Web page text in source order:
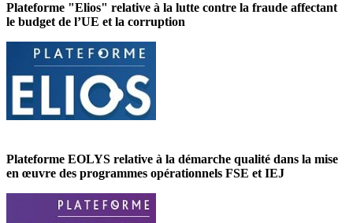
Plateforme "Elios" relative à la lutte contre la fraude affectant
le budget de l’UE et la corruption
Plateforme EOLYS relative à la démarche qualité dans la mise
en œuvre des programmes opérationnels FSE et IEJ